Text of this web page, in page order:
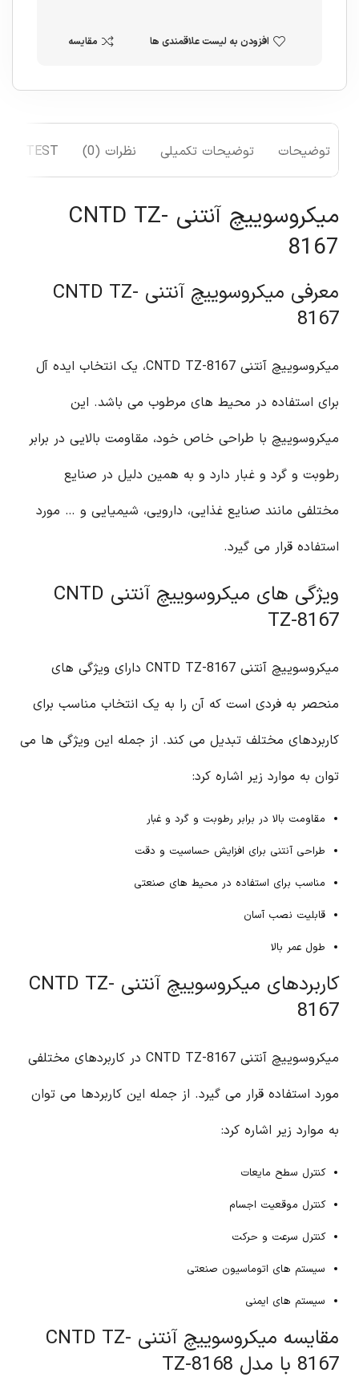
افزودن به لیست علاقمندی ها مقایسه
توضیحات توضیحات تکمیلی نظرات (0) TEST
میکروسوییچ آنتنی CNTD TZ-
8167
معرفی میکروسوییچ آنتنی CNTD TZ-
8167
میکروسوییچ آنتنی CNTD TZ-8167، یک انتخاب ایده آل
برای استفاده در محیط های مرطوب می باشد. این
میکروسوییچ با طراحی خاص خود، مقاومت بالایی در برابر
رطوبت و گرد و غبار دارد و به همین دلیل در صنایع
مختلفی مانند صنایع غذایی، دارویی، شیمیایی و … مورد
استفاده قرار می گیرد.
ویژگی های میکروسوییچ آنتنی CNTD
TZ-8167
میکروسوییچ آنتنی CNTD TZ-8167 دارای ویژگی های
منحصر به فردی است که آن را به یک انتخاب مناسب برای
کاربردهای مختلف تبدیل می کند. از جمله این ویژگی ها می
توان به موارد زیر اشاره کرد:
مقاومت بالا در برابر رطوبت و گرد و غبار
طراحی آنتنی برای افزایش حساسیت و دقت
مناسب برای استفاده در محیط های صنعتی
قابلیت نصب آسان
طول عمر بالا
کاربردهای میکروسوییچ آنتنی CNTD TZ-
8167
میکروسوییچ آنتنی CNTD TZ-8167 در کاربردهای مختلفی
مورد استفاده قرار می گیرد. از جمله این کاربردها می توان
به موارد زیر اشاره کرد:
کنترل سطح مایعات
کنترل موقعیت اجسام
کنترل سرعت و حرکت
سیستم های اتوماسیون صنعتی
سیستم های ایمنی
مقایسه میکروسوییچ آنتنی CNTD TZ-
8167 با مدل TZ-8168